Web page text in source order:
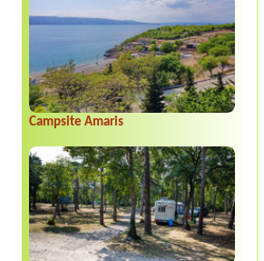
Campsite Amaris